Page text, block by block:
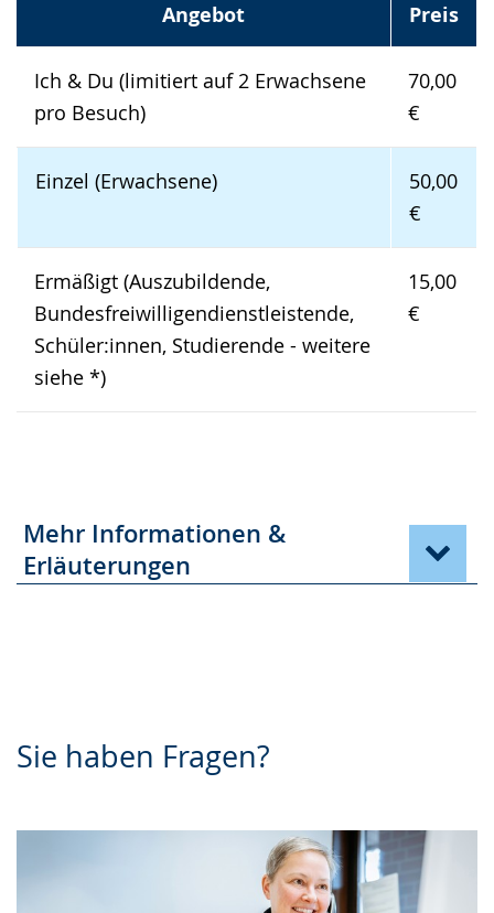
Angebot Preis
Ich & Du (limitiert auf 2 Erwachsene
pro Besuch)
70,00
€
Einzel (Erwachsene)
50,00
€
Ermäßigt (Auszubildende,
Bundesfreiwilligendienstleistende,
Schüler:innen, Studierende - weitere
siehe *)
15,00
€
Mehr Informationen &
Erläuterungen
Sie haben Fragen?